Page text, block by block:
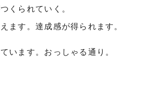
くられていく。
ます。達成感が得られます。
います。おっしゃる通り。